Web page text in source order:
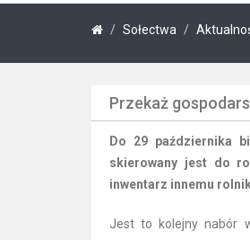
Sołectwa
Przekaż
Do 29 października
skierowany jest do
inwentarz innemu
Jest to kolejny nabór